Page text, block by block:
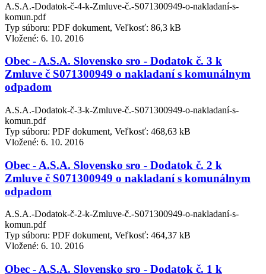
A.S.A.-Dodatok-č-4-k-Zmluve-č.-S071300949-o-nakladaní-s-
komun.pdf
Typ súboru: PDF dokument, Veľkosť: 86,3 kB
Vložené: 6. 10. 2016
Obec - A.S.A. Slovensko sro - Dodatok č. 3 k
Zmluve č S071300949 o nakladaní s komunálnym
odpadom
A.S.A.-Dodatok-č-3-k-Zmluve-č.-S071300949-o-nakladaní-s-
komun.pdf
Typ súboru: PDF dokument, Veľkosť: 468,63 kB
Vložené: 6. 10. 2016
Obec - A.S.A. Slovensko sro - Dodatok č. 2 k
Zmluve č S071300949 o nakladaní s komunálnym
odpadom
A.S.A.-Dodatok-č-2-k-Zmluve-č.-S071300949-o-nakladaní-s-
komun.pdf
Typ súboru: PDF dokument, Veľkosť: 464,37 kB
Vložené: 6. 10. 2016
Obec - A.S.A. Slovensko sro - Dodatok č. 1 k